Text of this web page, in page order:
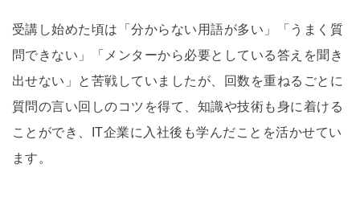
受講し始めた頃は「分からない用語が多い」「うまく質
問できない」「メンターから必要としている答えを聞き
出せない」と苦戦していましたが、回数を重ねるごとに
質問の言い回しのコツを得て、知識や技術も身に着ける
ことができ、IT企業に入社後も学んだことを活かせてい
ます。